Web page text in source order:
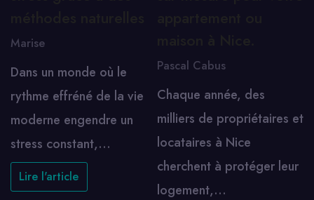
Marise
Dans un monde où le
rythme effréné de la vie
moderne engendre un
stress constant,…
Lire l'article
Pascal Cabus
Chaque année, des
milliers de propriétaires et
locataires à Nice
cherchent à protéger leur
logement,…